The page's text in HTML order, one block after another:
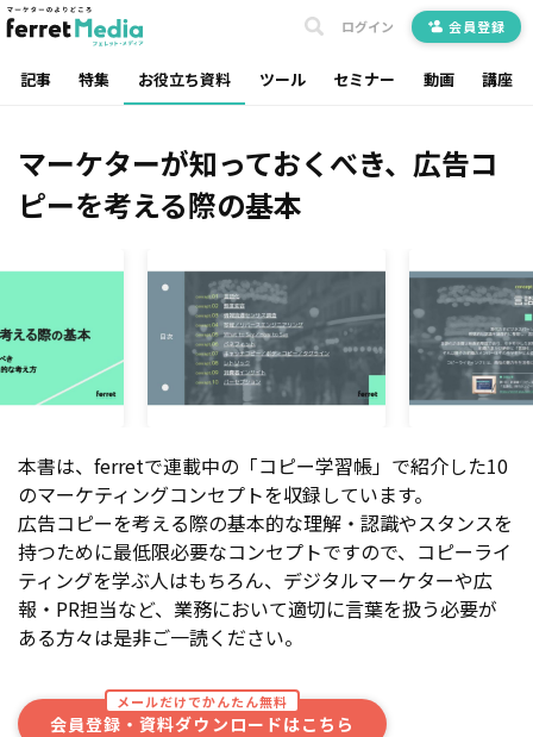
記事 特集 お役立ち資料 ツール セミナー 動画 講座
ログイン 会員登録
マーケターが知っておくべき、広告コ
ピーを考える際の基本
本書は、ferretで連載中の「コピー学習帳」で紹介した10
のマーケティングコンセプトを収録しています。
広告コピーを考える際の基本的な理解・認識やスタンスを
持つために最低限必要なコンセプトですので、コピーライ
ティングを学ぶ人はもちろん、デジタルマーケターや広
報・PR担当など、業務において適切に言葉を扱う必要が
ある方々は是非ご一読ください。
メールだけでかんたん無料
会員登録・資料ダウンロードはこちら